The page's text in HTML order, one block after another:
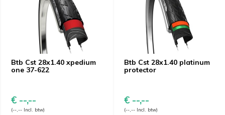
Btb Cst 28x1.40 xpedium
one 37-622
€ --,--
(--,-- Incl. btw)
Btb Cst 28x1.40 platinum
protector
€ --,--
(--,-- Incl. btw)